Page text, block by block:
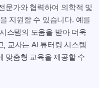
문가와 협력하여 의학적 및
지원할 수 있습니다. 예를
스템의 도움을 받아 더욱
교사는 AI 튜터링 시스템
맞춤형 교육을 제공할 수